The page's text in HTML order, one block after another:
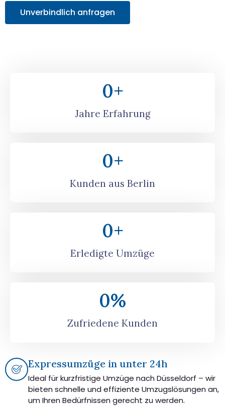
Unverbindlich anfragen
Jahre Erfahrung
0+
Kunden aus Berlin
0+
Erledigte Umzüge
0+
Zufriedene Kunden
0%
Expressumzüge in unter 24h
Ideal für kurzfristige Umzüge nach Düsseldorf – wir
bieten schnelle und effiziente Umzugslösungen an,
um Ihren Bedürfnissen gerecht zu werden.